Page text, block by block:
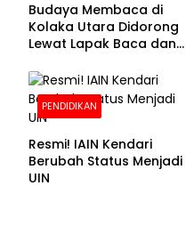
Budaya Membaca di
Kolaka Utara Didorong
Lewat Lapak Baca dan
PENDIDIKAN
Resmi! IAIN Kendari
Berubah Status Menjadi
UIN